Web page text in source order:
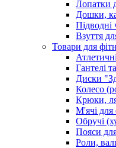
Лопатки
Дошки,
Підводні
Взуття
Товари для
Гантелі
Диски
Колесо
Крюки,
М'ячі для
Обручі
Пояси
Роли,